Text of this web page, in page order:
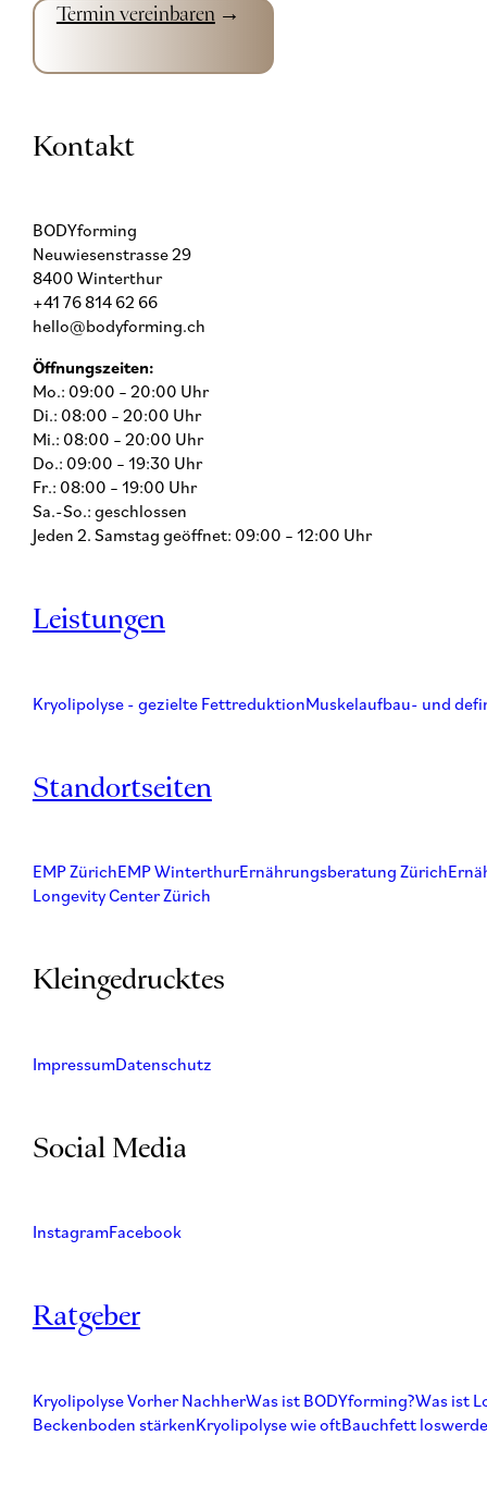
Termin vereinbaren
Kontakt
BODYforming
Neuwiesenstrasse 29
8400 Winterthur
+41 76 814 62 66
hello@bodyforming.ch
Öffnungszeiten:
Mo.: 09:00 – 20:00 Uhr
Di.: 08:00 – 20:00 Uhr
Mi.: 08:00 – 20:00 Uhr
Do.: 09:00 – 19:30 Uhr
Fr.: 08:00 – 19:00 Uhr
Sa.-So.: geschlossen
Jeden 2. Samstag geöffnet: 09:00 – 12:00 Uhr
Leistungen
Kryolipolyse - gezielte FettreduktionMuskelaufbau- und
Standortseiten
EMP ZürichEMP WinterthurErnährungsberatung Zürich
Longevity Center Zürich
Kleingedrucktes
ImpressumDatenschutz
Social Media
InstagramFacebook
Ratgeber
Kryolipolyse Vorher NachherWas ist BODYforming?Was ist
Beckenboden stärkenKryolipolyse wie oftBauchfett